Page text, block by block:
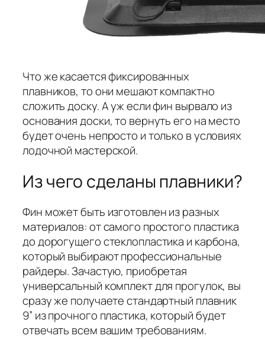
Что же касается фиксированных
плавников, то они мешают компактно
сложить доску. А уж если фин вырвало из
основания доски, то вернуть его на место
будет очень непросто и только в условиях
лодочной мастерской.
Из чего сделаны плавники?
Фин может быть изготовлен из разных
материалов: от самого простого пластика
до дорогущего стеклопластика и карбона,
который выбирают профессиональные
райдеры. Зачастую, приобретая
универсальный комплект для прогулок, вы
сразу же получаете стандартный плавник
9” из прочного пластика, который будет
отвечать всем вашим требованиям.